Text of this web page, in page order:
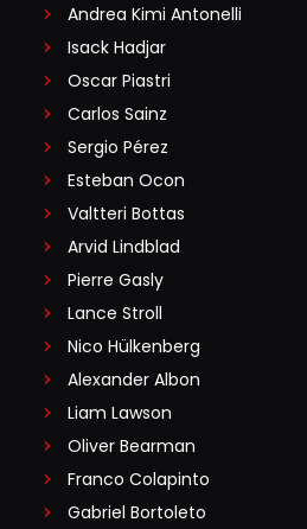
Andrea Kimi Antonelli
Isack Hadjar
Oscar Piastri
Carlos Sainz
Sergio Pérez
Esteban Ocon
Valtteri Bottas
Arvid Lindblad
Pierre Gasly
Lance Stroll
Nico Hülkenberg
Alexander Albon
Liam Lawson
Oliver Bearman
Franco Colapinto
Gabriel Bortoleto